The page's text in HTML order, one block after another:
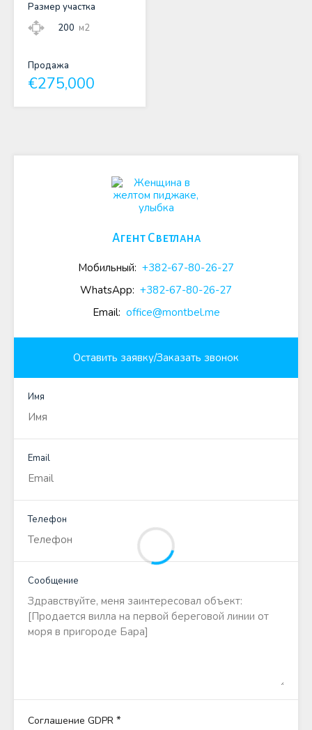
Размер участка
200 м2
Продажа
€275,000
Агент Светлана
Мобильный: +382-67-80-26-27
WhatsApp: +382-67-80-26-27
Email: office@montbel.me
Оставить заявку/Заказать звонок
Имя
Email
Телефон
Сообщение
Соглашение GDPR *